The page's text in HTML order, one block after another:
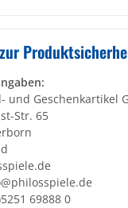
und Geschenkartikel
Str. 65
69888 0